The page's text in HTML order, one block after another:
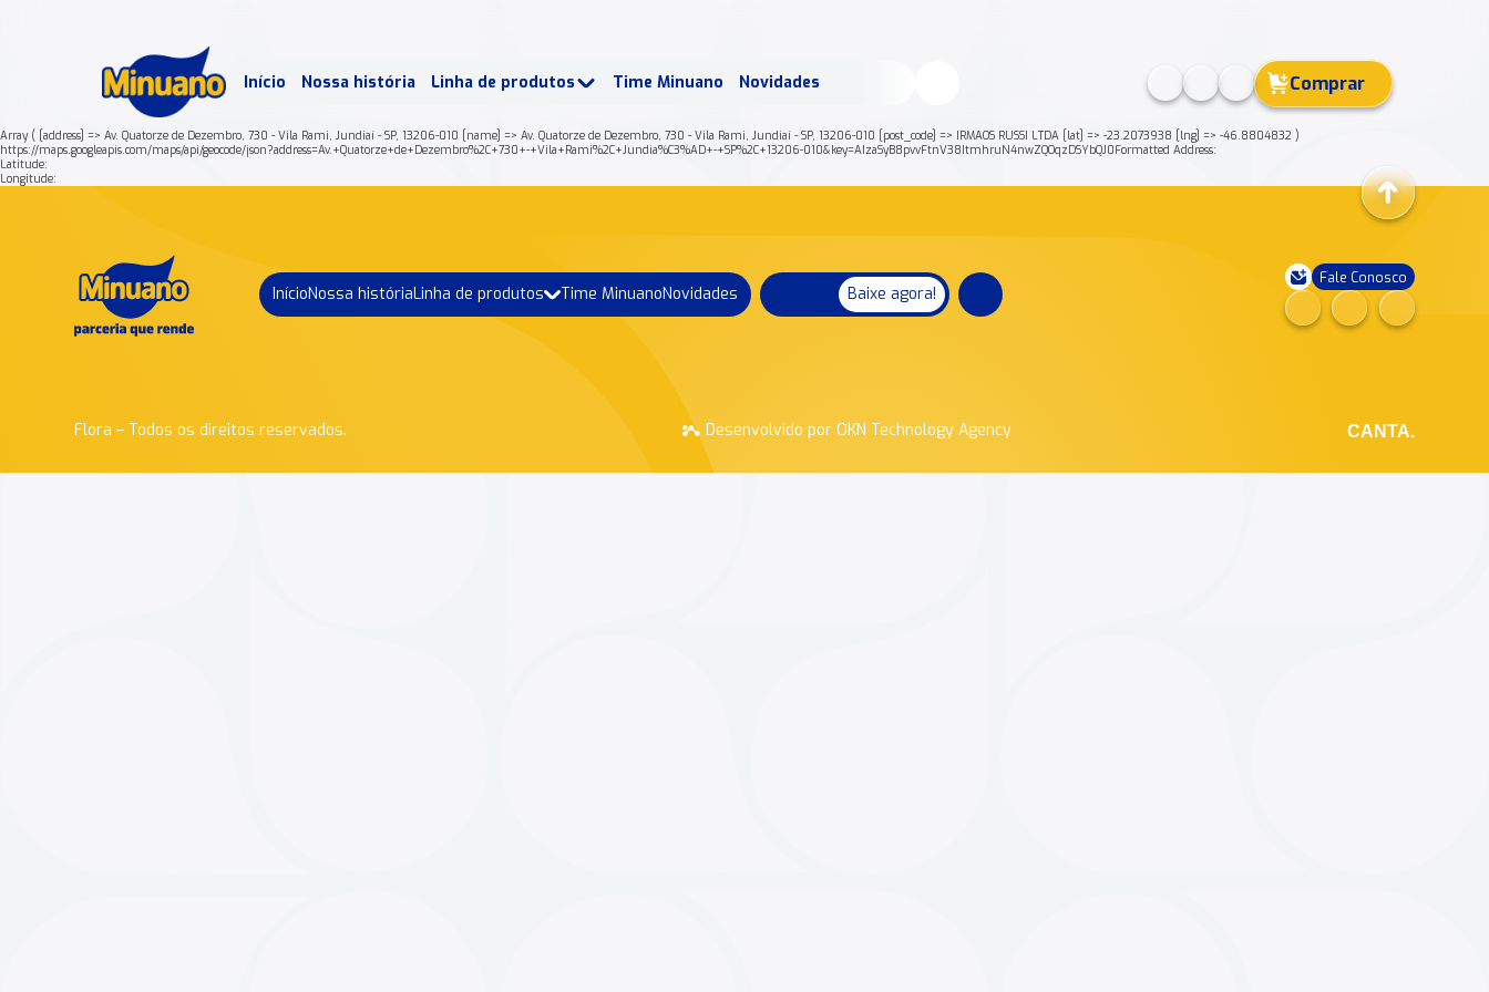
Início Nossa história Linha de produtos Time Minuano Novidades Comprar
Array ( [address] => Av. Quatorze de Dezembro, 730 - Vila Rami, Jundiaí - SP, 13206-010 [name] => Av. Quatorze de Dezembro, 730 - Vila Rami, Jundiaí - SP, 13206-010 [post_code] => IRMAOS RUSSI LTDA [lat] => -23.2073938 [lng] => -46.8804832 )
https://maps.googleapis.com/maps/api/geocode/json?address=Av.+Quatorze+de+Dezembro%2C+730+-+Vila+Rami%2C+Jundia%C3%AD+-+SP%2C+13206-010&key=AIzaSyB8pvvFtnV38ItmhruN4nwZQOqzDSYbQJ0Formatted Address:
Latitude:
Longitude:
InícioNossa históriaLinha de produtos Time MinuanoNovidades Baixe agora!
Fale Conosco
Flora – Todos os direitos reservados. Desenvolvido por OKN Technology Agency CANTA.